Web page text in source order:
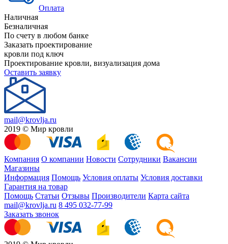
Оплата
Наличная
Безналичная
По счету в любом банке
Заказать проектирование
кровли под ключ
Проектирование кровли, визуализация дома
Оставить заявку
mail@krovlja.ru
2019 © Мир кровли
Компания О компании Новости Сотрудники Вакансии
Магазины
Информация Помощь Условия оплаты Условия доставки
Гарантия на товар
Помощь Статьи Отзывы Производители Карта сайта
mail@krovlja.ru 8 495 032-77-99
Заказать звонок